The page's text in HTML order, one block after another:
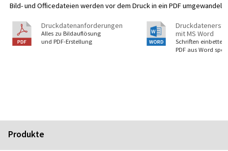
Bild- und Officedateien werden vor dem Druck in ein PDF
Druckdatenanforderungen
Alles zu Bildauflösung
und PDF-Erstellung
mit MS Word
Schriften einbetten,
PDF aus Word
Produkte